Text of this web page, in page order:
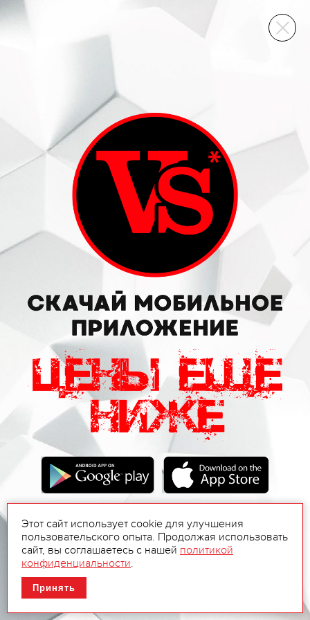
ВИННЫЙ СКЛАД
Этот сайт использует cookie для улучшения
пользовательского опыта. Продолжая использовать
сайт, вы соглашаетесь с нашей политикой
конфиденциальности.
Принять